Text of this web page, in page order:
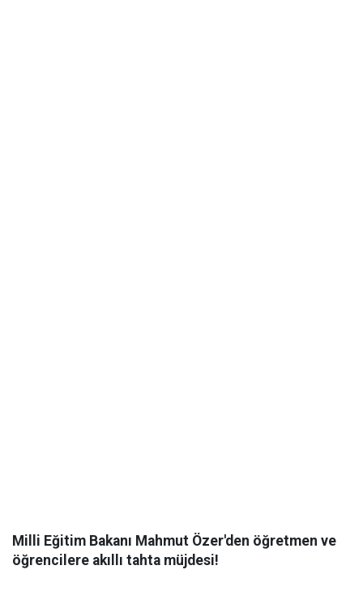
Milli Eğitim Bakanı Mahmut Özer'den öğretmen ve
öğrencilere akıllı tahta müjdesi!